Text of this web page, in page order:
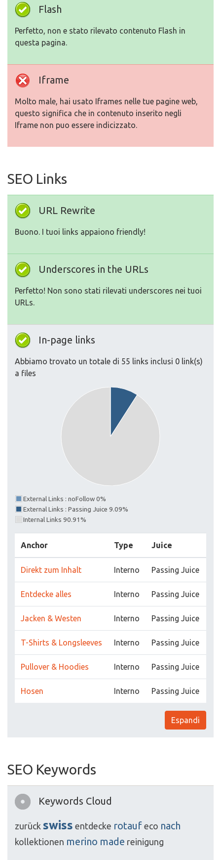
Flash
Perfetto, non e stato rilevato contenuto Flash in
questa pagina.
Iframe
Molto male, hai usato Iframes nelle tue pagine web,
questo significa che in contenuto inserito negli
Iframe non puo essere indicizzato.
SEO Links
URL Rewrite
Buono. I tuoi links appaiono friendly!
Underscores in the URLs
Perfetto! Non sono stati rilevati underscores nei tuoi
URLs.
In-page links
Abbiamo trovato un totale di 55 links inclusi 0 link(s)
a files
External Links : noFollow 0%
External Links : Passing Juice 9.09%
Internal Links 90.91%
Anchor Type Juice
Direkt zum Inhalt Interno Passing Juice
Entdecke alles Interno Passing Juice
Jacken & Westen Interno Passing Juice
T-Shirts & Longsleeves Interno Passing Juice
Pullover & Hoodies Interno Passing Juice
Hosen Interno Passing Juice
Espandi
SEO Keywords
Keywords Cloud
zurück swiss entdecke rotauf eco nach
kollektionen merino made reinigung